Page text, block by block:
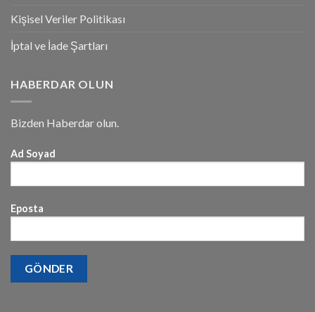
Kişisel Veriler Politikası
İptal ve İade Şartları
HABERDAR OLUN
Bizden Haberdar olun.
Ad Soyad
Eposta